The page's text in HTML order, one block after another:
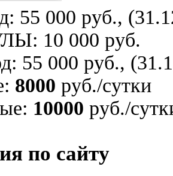
55 000 руб.,
10 000 руб.
55 000 руб.,
8000 руб./сутки
10000 руб./
по сайту